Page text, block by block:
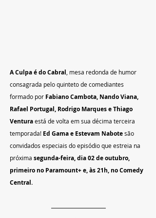
A Culpa é do Cabral, mesa redonda de humor
consagrada pelo quinteto de comediantes
formado por Fabiano Cambota, Nando Viana,
Rafael Portugal, Rodrigo Marques e Thiago
Ventura está de volta em sua décima terceira
temporada! Ed Gama e Estevam Nabote são
convidados especiais do episódio que estreia na
próxima segunda-feira, dia 02 de outubro,
primeiro no Paramount+ e, às 21h, no Comedy
Central.